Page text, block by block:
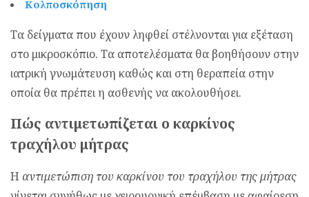
Κολποσκόπηση
Τα δείγματα που έχουν ληφθεί στέλνονται για εξέταση
στο μικροσκόπιο. Τα αποτελέσματα θα βοηθήσουν στην
ιατρική γνωμάτευση καθώς και στη θεραπεία στην
οποία θα πρέπει η ασθενής να ακολουθήσει.
Πώς αντιμετωπίζεται ο καρκίνος
τραχήλου μήτρας
Η αντιμετώπιση του καρκίνου του τραχήλου της μήτρας